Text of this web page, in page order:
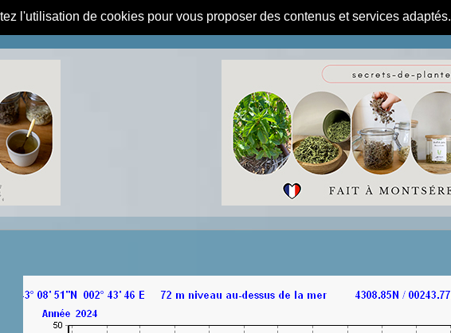
l'utilisation de cookies pour vous proposer des contenus et services adaptés.